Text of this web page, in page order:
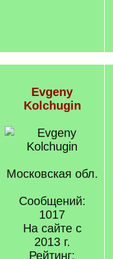
Evgeny
Kolchugin
Московская обл.
Сообщений:
1017
На сайте с
2013 г.
Рейтинг: